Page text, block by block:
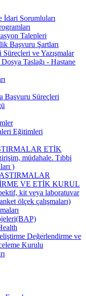
Sorumluları
Talepleri
Başvuru Şartları
ve Yazışmalar
Taslağı - Hastane
Başvuru Süreçleri
Eğitimleri
ETİK
müdahale. Tıbbi
)
VE ETİK KURUL
kit veya laboratuvar
ölçek çalışmaları)
Değerlendirme ve
Kurulu